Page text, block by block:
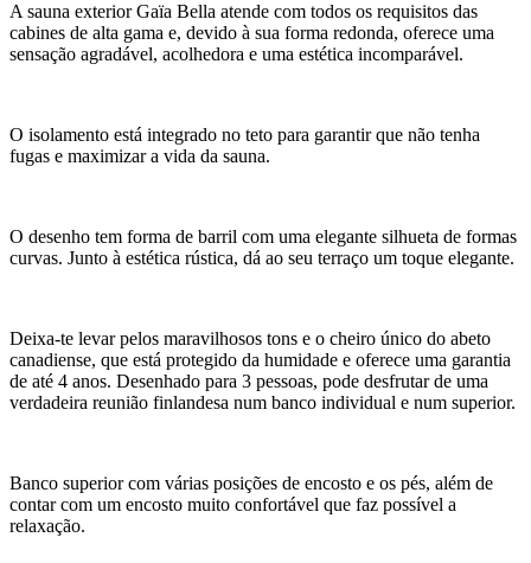
A sauna exterior Gaïa Bella atende com todos os requisitos das
cabines de alta gama e, devido à sua forma redonda, oferece uma
sensação agradável, acolhedora e uma estética incomparável.
O isolamento está integrado no teto para garantir que não tenha
fugas e maximizar a vida da sauna.
O desenho tem forma de barril com uma elegante silhueta de formas
curvas. Junto à estética rústica, dá ao seu terraço um toque elegante.
Deixa-te levar pelos maravilhosos tons e o cheiro único do abeto
canadiense, que está protegido da humidade e oferece uma garantia
de até 4 anos. Desenhado para 3 pessoas, pode desfrutar de uma
verdadeira reunião finlandesa num banco individual e num superior.
Banco superior com várias posições de encosto e os pés, além de
contar com um encosto muito confortável que faz possível a
relaxação.